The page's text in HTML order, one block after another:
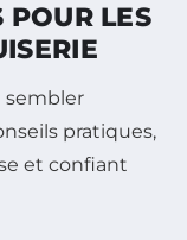
POUR LES
sembler
pratiques,
et confiant